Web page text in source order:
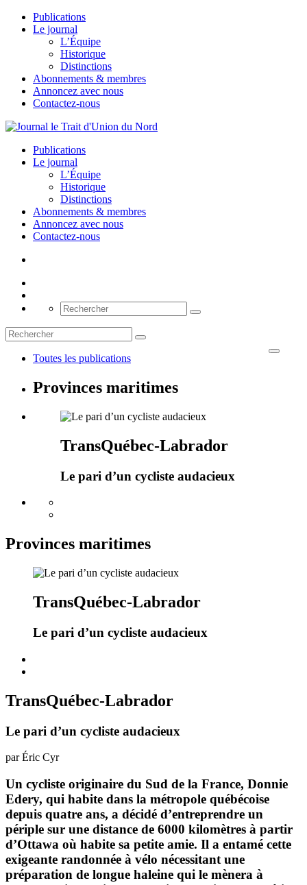
Publications
Le journal
L’Équipe
Historique
Distinctions
Abonnements & membres
Annoncez avec nous
Contactez-nous
Publications
Le journal
L’Équipe
Historique
Distinctions
Abonnements & membres
Annoncez avec nous
Contactez-nous
Toutes les publications
Provinces maritimes
TransQuébec-Labrador
Le pari d’un cycliste audacieux
Provinces maritimes
TransQuébec-Labrador
Le pari d’un cycliste audacieux
TransQuébec-Labrador
Le pari d’un cycliste audacieux
par Éric Cyr
Un cycliste originaire du Sud de la France, Donnie
Edery, qui habite dans la métropole québécoise
depuis quatre ans, a décidé d’entreprendre un
périple sur une distance de 6000 kilomètres à partir
d’Ottawa où habite sa petite amie. Il a entamé cette
exigeante randonnée à vélo nécessitant une
préparation de longue haleine qui le mènera à